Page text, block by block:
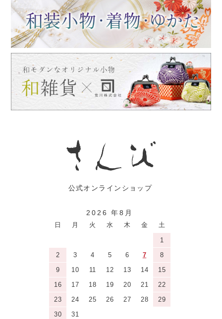
2026 年8月
日 月 火 水 木 金 土
1
2
3 4 5 6 7
8
9
10 11 12 13 14
15
16
17 18 19 20 21
22
23
24 25 26 27 28
29
30
31